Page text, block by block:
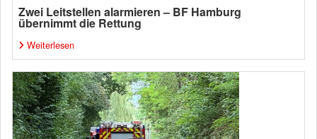
Zwei Leitstellen alarmieren – BF Hamburg
übernimmt die Rettung
Weiterlesen